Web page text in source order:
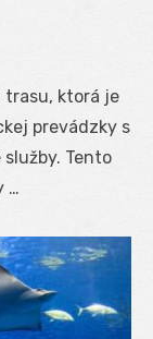
trasu, ktorá je
prevádzky s
Tento
…